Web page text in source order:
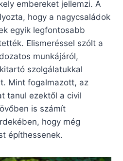
embereket jellemzi. A
hogy a nagycsaládok
egyik legfontosabb
Elismeréssel szólt a
munkájáról,
szolgálatukkal
Mint fogalmazott, az
tanul ezektől a civil
is számít
hogy még
építhessenek.